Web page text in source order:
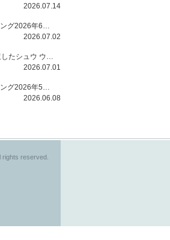
2026.07.14
COSME at MAG トータルランキング2026年6月号
2026.07.02
ブランド発祥の地“表参道”に帰還したシュウ ウエムラから、“骨格美“を叶えるクレヨンタイプのフェイスカラー「スカルプト クレヨン」と、ブランド初のリノベーションで進化した名品アイブロウ「ハード フォーミュラ ハード 10」が登場！
2026.07.01
COSME at MAG トータルランキング2026年5月号
2026.06.08
reserved.